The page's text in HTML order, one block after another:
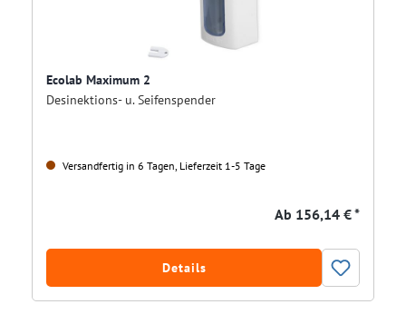
Ecolab Maximum 2
Desinektions- u. Seifenspender
Versandfertig in 6 Tagen, Lieferzeit 1-5 Tage
Ab 156,14 € *
Details